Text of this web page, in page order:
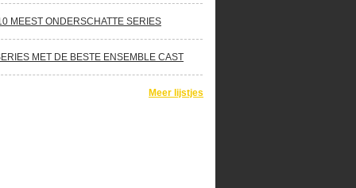
MEEST ONDERSCHATTE SERIES
MET DE BESTE ENSEMBLE CAST
Meer lijstjes